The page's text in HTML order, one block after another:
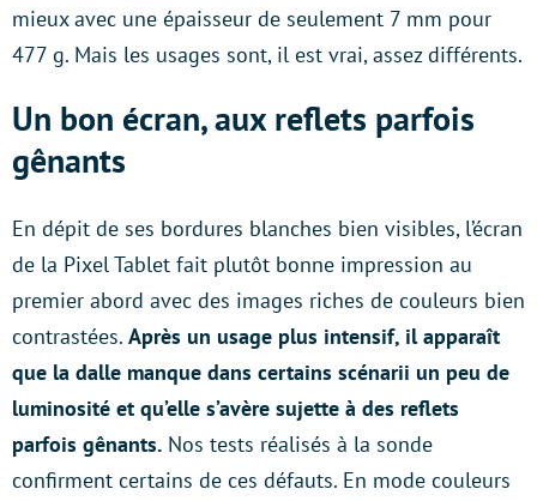
mieux avec une épaisseur de seulement 7 mm pour
477 g. Mais les usages sont, il est vrai, assez différents.
Un bon écran, aux reflets parfois
gênants
En dépit de ses bordures blanches bien visibles, l’écran
de la Pixel Tablet fait plutôt bonne impression au
premier abord avec des images riches de couleurs bien
contrastées. Après un usage plus intensif, il apparaît
que la dalle manque dans certains scénarii un peu de
luminosité et qu’elle s’avère sujette à des reflets
parfois gênants. Nos tests réalisés à la sonde
confirment certains de ces défauts. En mode couleurs